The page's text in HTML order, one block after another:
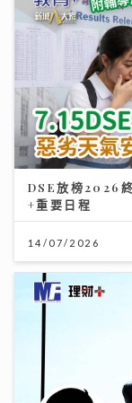
DSE放榜2026
+重要日程
14/07/2026